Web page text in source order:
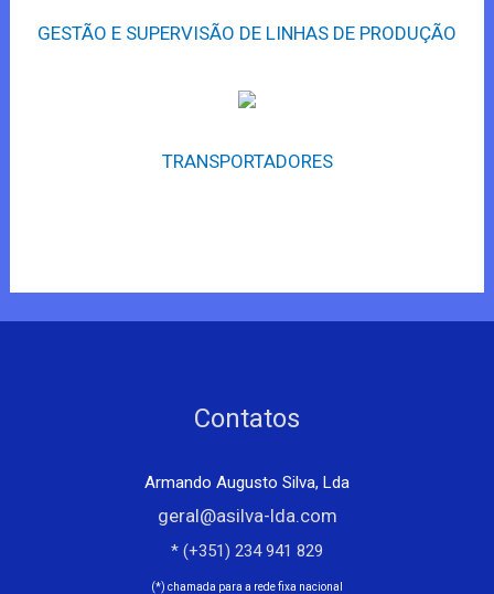
GESTÃO E SUPERVISÃO DE LINHAS DE PRODUÇÃO
TRANSPORTADORES
Contatos
Armando Augusto Silva, Lda
geral@asilva-lda.com
* (+351) 234 941 829
(*) chamada para a rede fixa nacional